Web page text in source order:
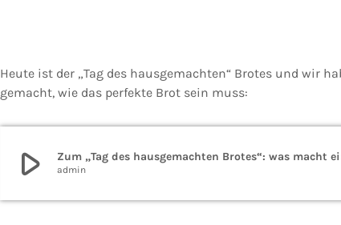
Heute ist der „Tag des hausgemachten“ Brotes und wir
gemacht, wie das perfekte Brot sein muss:
play_arrow Zum „Tag des hausgemachten Brotes“: was macht
admin